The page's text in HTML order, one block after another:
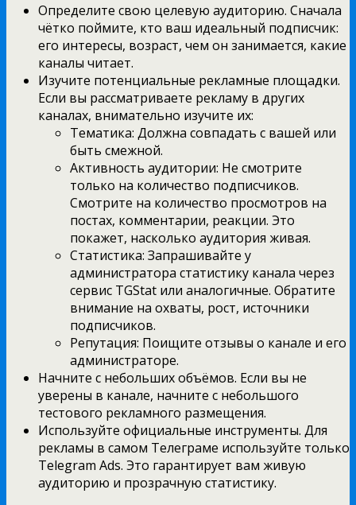
Определите свою целевую аудиторию. Сначала
чётко поймите, кто ваш идеальный подписчик:
его интересы, возраст, чем он занимается, какие
каналы читает.
Изучите потенциальные рекламные площадки.
Если вы рассматриваете рекламу в других
каналах, внимательно изучите их:
Тематика: Должна совпадать с вашей или
быть смежной.
Активность аудитории: Не смотрите
только на количество подписчиков.
Смотрите на количество просмотров на
постах, комментарии, реакции. Это
покажет, насколько аудитория живая.
Статистика: Запрашивайте у
администратора статистику канала через
сервис TGStat или аналогичные. Обратите
внимание на охваты, рост, источники
подписчиков.
Репутация: Поищите отзывы о канале и его
администраторе.
Начните с небольших объёмов. Если вы не
уверены в канале, начните с небольшого
тестового рекламного размещения.
Используйте официальные инструменты. Для
рекламы в самом Телеграме используйте только
Telegram Ads. Это гарантирует вам живую
аудиторию и прозрачную статистику.